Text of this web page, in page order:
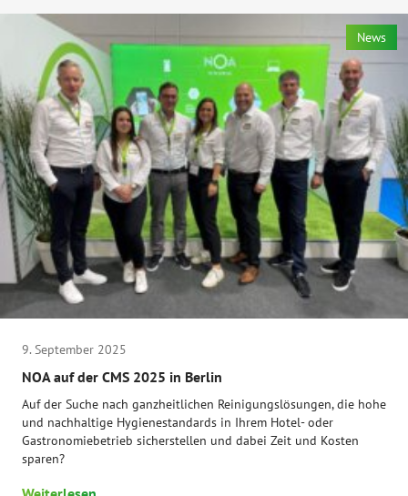
News
9. September 2025
NOA auf der CMS 2025 in Berlin
Auf der Suche nach ganzheitlichen Reinigungslösungen, die hohe
und nachhaltige Hygienestandards in Ihrem Hotel- oder
Gastronomiebetrieb sicherstellen und dabei Zeit und Kosten
sparen?